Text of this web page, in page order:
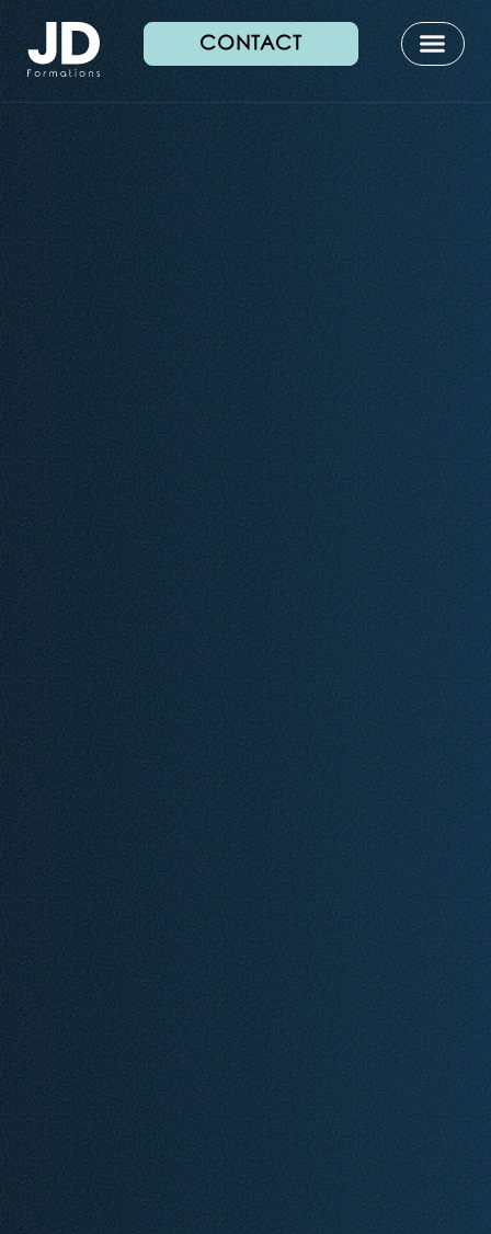
CONTACT